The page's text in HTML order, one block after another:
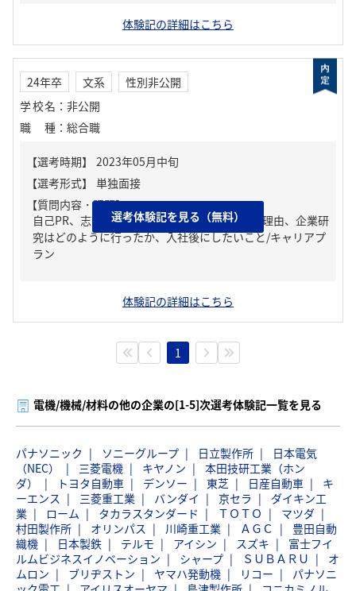
体験記の詳細はこちら
24年卒 文系
性別非公開
学校名 ： 非公開
職種 ： 総合職
【質問内容・課題】
自己PR、志望動機、就活の軸/志望業界とその理由、企業研
究はどのように行ったか、入社後にしたいこと/キャリアプ
ラン
選考体験記を見る（無料）
体験記の詳細はこちら
1
電機/機械/材料の他の企業の[1-5]次選考体験記一覧を見る
パナソニック ソニーグループ 日立製作所
日本電気
（NEC）
三菱電機 キヤノン
本田技研工業（ホン
ダ）
トヨタ自動車 デンソー 東芝 日産自動車
キ
ーエンス
三菱重工業 バンダイ 京セラ
ダイキン工
業
ローム タカラスタンダード ＴＯＴＯ
マツダ
村田製作所
オリンパス 川崎重工業 ＡＧＣ
豊田自動
織機
日本製鉄 テルモ アイシン スズキ
富士フイ
ルムビジネスイノベーション
シャープ ＳＵＢＡＲＵ
オ
ムロン
ブリヂストン ヤマハ発動機 リコー
パナソニ